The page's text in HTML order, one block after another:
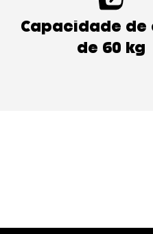
Capacidade de
de 60 kg